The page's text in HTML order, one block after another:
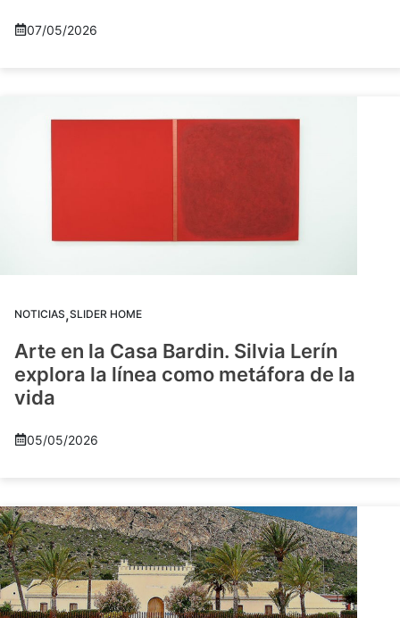
07/05/2026
NOTICIAS,SLIDER HOME
Arte en la Casa Bardin. Silvia Lerín
explora la línea como metáfora de la
vida
05/05/2026